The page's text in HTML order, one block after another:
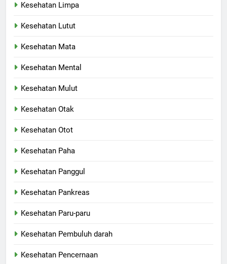
Kesehatan Limpa
Kesehatan Lutut
Kesehatan Mata
Kesehatan Mental
Kesehatan Mulut
Kesehatan Otak
Kesehatan Otot
Kesehatan Paha
Kesehatan Panggul
Kesehatan Pankreas
Kesehatan Paru-paru
Kesehatan Pembuluh darah
Kesehatan Pencernaan